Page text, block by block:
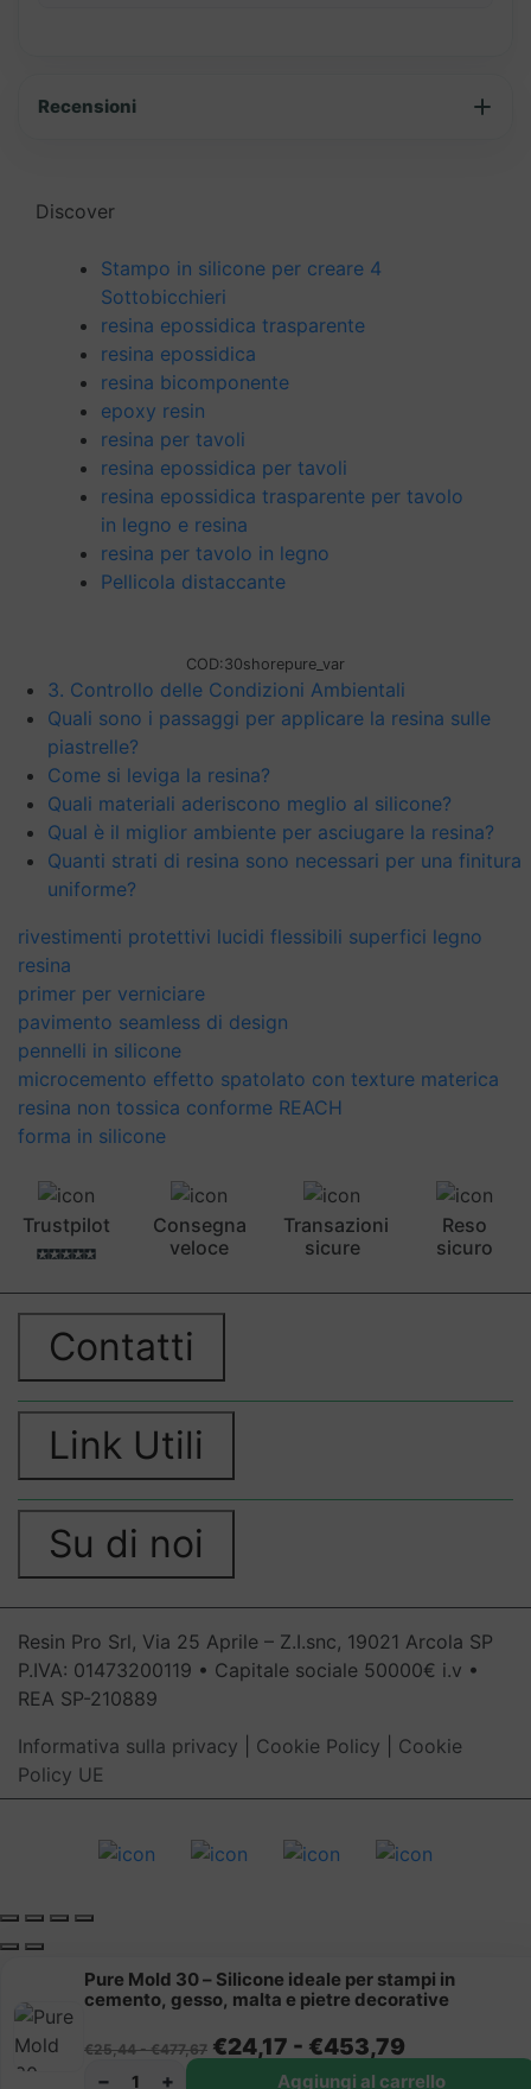
Recensioni
Discover
Stampo in silicone per creare 4
Sottobicchieri
resina epossidica trasparente
resina epossidica
resina bicomponente
epoxy resin
resina per tavoli
resina epossidica per tavoli
resina epossidica trasparente per tavolo
in legno e resina
resina per tavolo in legno
Pellicola distaccante
COD:30shorepure_var
Pure Mold 30 – Silicone ideale per stampi in
cemento, gesso, malta e pietre decorative
€25,44 - €477,67 Fascia di prezzo: da €25,44 a €477,67
€24,17 - €453,79
− 1 + Aggiungi al carrello
3. Controllo delle Condizioni Ambientali
Quali sono i passaggi per applicare la resina sulle
piastrelle?
Come si leviga la resina?
Quali materiali aderiscono meglio al silicone?
Qual è il miglior ambiente per asciugare la resina?
Quanti strati di resina sono necessari per una finitura
uniforme?
rivestimenti protettivi lucidi flessibili superfici legno
resina
primer per verniciare
pavimento seamless di design
pennelli in silicone
microcemento effetto spatolato con texture materica
resina non tossica conforme REACH
forma in silicone
Trustpilot
Consegna
veloce
Transazioni
sicure
Reso
sicuro
Contatti
Link Utili
Su di noi
Resin Pro Srl, Via 25 Aprile – Z.I.snc, 19021 Arcola SP
P.IVA: 01473200119 • Capitale sociale 50000€ i.v •
REA SP-210889
Informativa sulla privacy
Cookie Policy
Cookie
Policy UE